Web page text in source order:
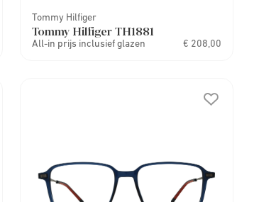
Tommy Hilfiger
Tommy Hilfiger TH1881
All-in prijs inclusief glazen € 208,00